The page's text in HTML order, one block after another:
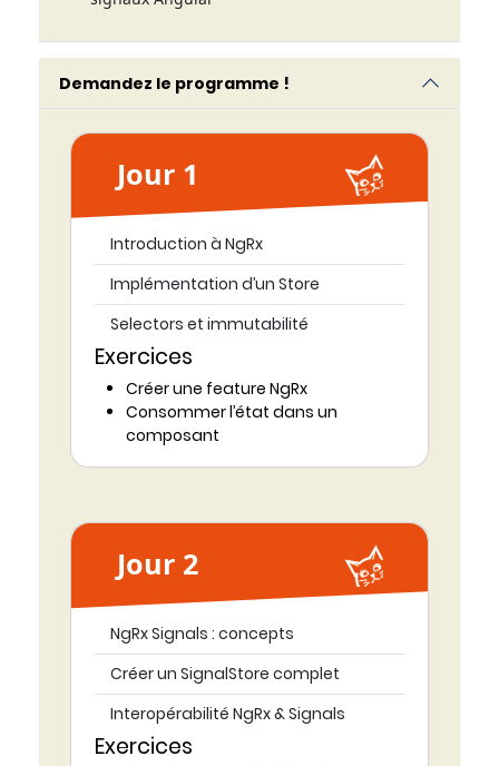
Demandez le programme !
Jour 1
Introduction à NgRx
Implémentation d’un Store
Selectors et immutabilité
Exercices
Créer une feature NgRx
Consommer l’état dans un
composant
Jour 2
NgRx Signals : concepts
Créer un SignalStore complet
Interopérabilité NgRx & Signals
Exercices